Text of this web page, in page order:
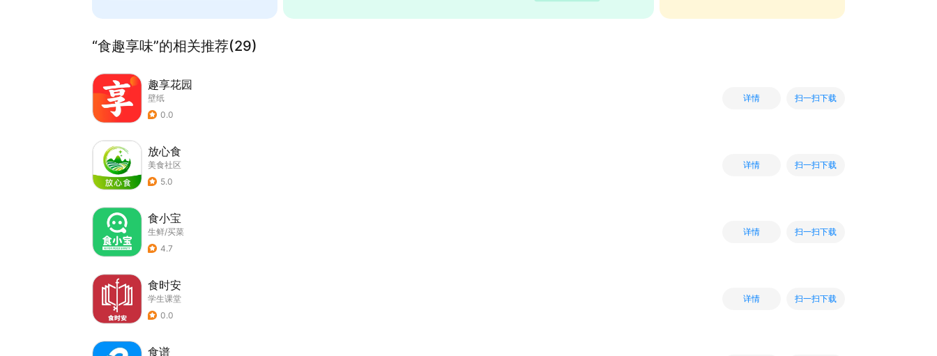
“食趣享味”的相关推荐(29)
趣享花园
壁纸
0.0
详情 扫一扫下载
放心食
美食社区
5.0
详情 扫一扫下载
食小宝
生鲜/买菜
4.7
详情 扫一扫下载
食时安
学生课堂
0.0
详情 扫一扫下载
食谱